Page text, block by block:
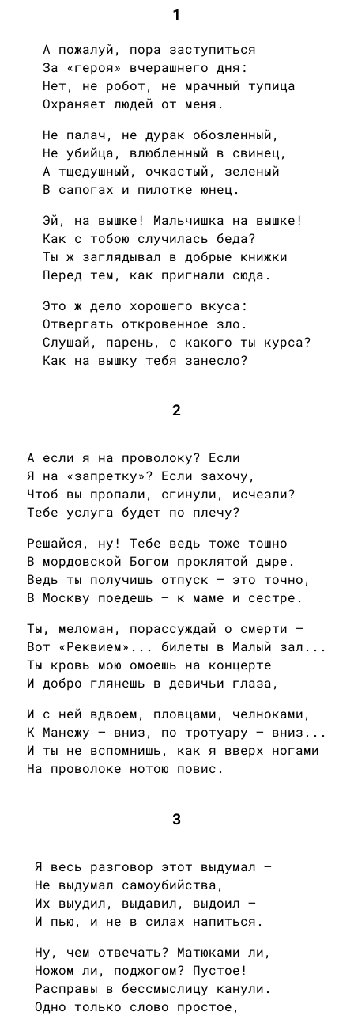
1
А пожалуй, пора заступиться
За «героя» вчерашнего дня:
Нет, не робот, не мрачный тупица
Охраняет людей от меня.
Не палач, не дурак обозленный,
Не убийца, влюбленный в свинец,
А тщедушный, очкастый, зеленый
В сапогах и пилотке юнец.
Эй, на вышке! Мальчишка на вышке!
Как с тобою случилась беда?
Ты ж заглядывал в добрые книжки
Перед тем, как пригнали сюда.
Это ж дело хорошего вкуса:
Отвергать откровенное зло.
Слушай, парень, с какого ты курса?
Как на вышку тебя занесло?
2
А если я на проволоку? Если
Я на «запретку»? Если захочу,
Чтоб вы пропали, сгинули, исчезли?
Тебе услуга будет по плечу?
Решайся, ну! Тебе ведь тоже тошно
В мордовской Богом проклятой дыре.
Ведь ты получишь отпуск — это точно,
В Москву поедешь — к маме и сестре.
Ты, меломан, порассуждай о смерти —
Вот «Реквием»... билеты в Малый зал...
Ты кровь мою омоешь на концерте
И добро глянешь в девичьи глаза,
И с ней вдвоем, пловцами, челноками,
К Манежу — вниз, по тротуару — вниз...
И ты не вспомнишь, как я вверх ногами
На проволоке нотою повис.
3
Я весь разговор этот выдумал —
Не выдумал самоубийства,
Их выудил, выдавил, выдоил —
И пью, и не в силах напиться.
Ну, чем отвечать? Матюками ли,
Ножом ли, поджогом? Пустое!
Расправы в бессмыслицу канули.
Одно только слово простое,